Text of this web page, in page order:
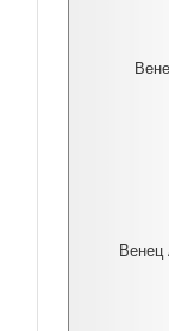
Венец